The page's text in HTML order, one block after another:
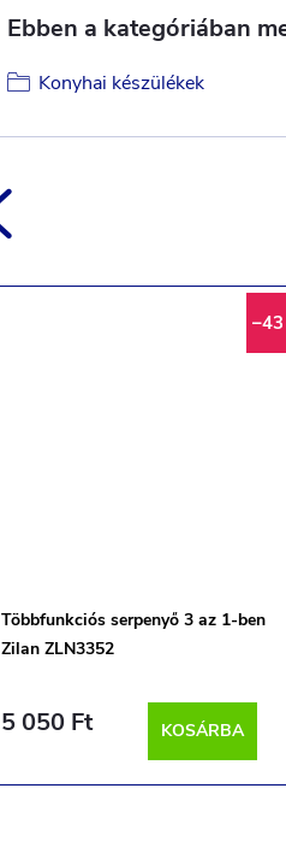
Ebben a kategóriában
Konyhai készülékek
Többfunkciós serpenyő 3 az 1-ben
Zilan ZLN3352
5 050 Ft KOSÁRBA